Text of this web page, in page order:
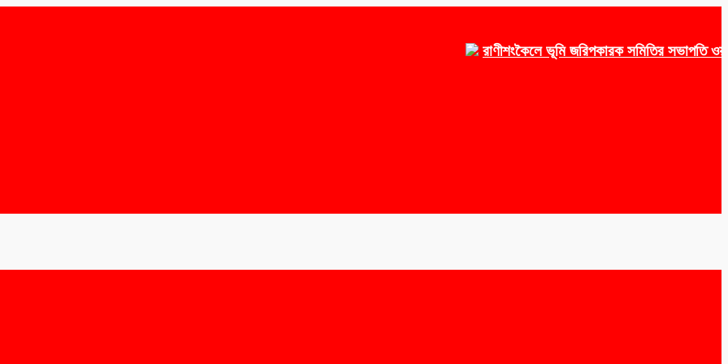
রাণীশংকৈলে ভূমি জরিপকারক সমিতির সভাপতি